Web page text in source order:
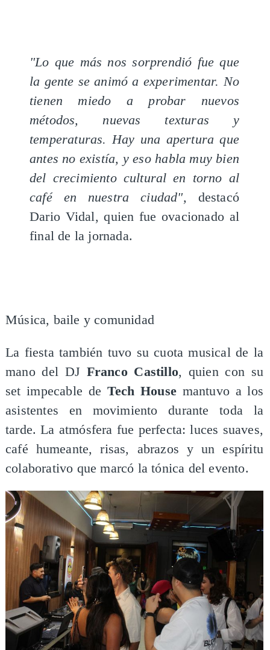
"Lo que más nos sorprendió fue que
la gente se animó a experimentar. No
tienen miedo a probar nuevos
métodos, nuevas texturas y
temperaturas. Hay una apertura que
antes no existía, y eso habla muy bien
del crecimiento cultural en torno al
café en nuestra ciudad", destacó
Dario Vidal, quien fue ovacionado al
final de la jornada.
Música, baile y comunidad
La fiesta también tuvo su cuota musical de la
mano del DJ Franco Castillo, quien con su
set impecable de Tech House mantuvo a los
asistentes en movimiento durante toda la
tarde. La atmósfera fue perfecta: luces suaves,
café humeante, risas, abrazos y un espíritu
colaborativo que marcó la tónica del evento.